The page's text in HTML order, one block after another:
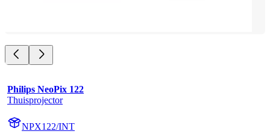
Philips NeoPix 122
Thuisprojector
NPX122/INT